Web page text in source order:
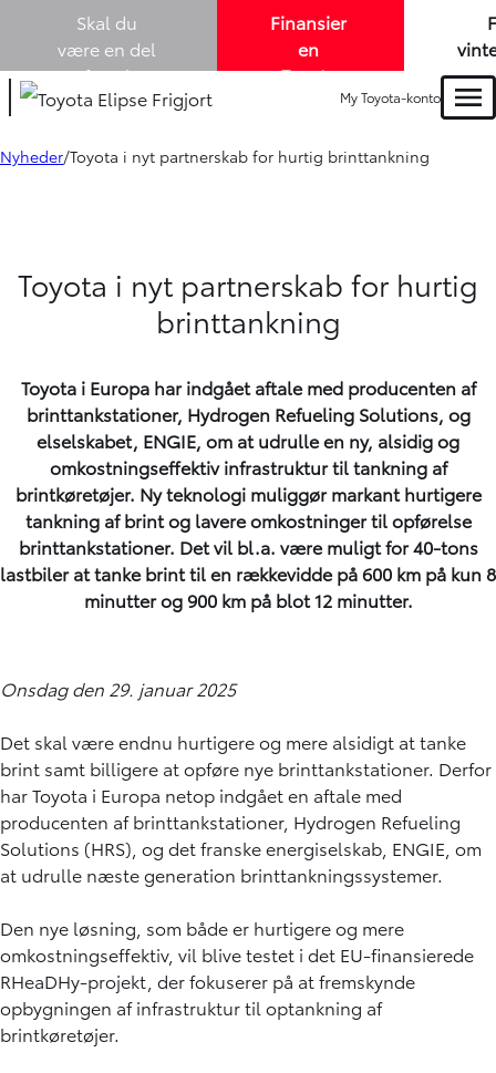
Skal du
være en del
af Louis
Lund A/S? -
kollegaer i
Finansier
en
Toyota
1,99% i
en
My Toyota-konto
Nyheder Toyota i nyt partnerskab for hurtig brinttankning
Toyota i nyt partnerskab for hurtig
brinttankning
Toyota i Europa har indgået aftale med producenten af
brinttankstationer, Hydrogen Refueling Solutions, og
elselskabet, ENGIE, om at udrulle en ny, alsidig og
omkostningseffektiv infrastruktur til tankning af
brintkøretøjer. Ny teknologi muliggør markant hurtigere
tankning af brint og lavere omkostninger til opførelse
brinttankstationer. Det vil bl.a. være muligt for 40-tons
lastbiler at tanke brint til en rækkevidde på 600 km på kun 8
minutter og 900 km på blot 12 minutter.
Onsdag den 29. januar 2025
Det skal være endnu hurtigere og mere alsidigt at tanke
brint samt billigere at opføre nye brinttankstationer. Derfor
har Toyota i Europa netop indgået en aftale med
producenten af brinttankstationer, Hydrogen Refueling
Solutions (HRS), og det franske energiselskab, ENGIE, om
at udrulle næste generation brinttankningssystemer.
Den nye løsning, som både er hurtigere og mere
omkostningseffektiv, vil blive testet i det EU-finansierede
RHeaDHy-projekt, der fokuserer på at fremskynde
opbygningen af infrastruktur til optankning af
brintkøretøjer.